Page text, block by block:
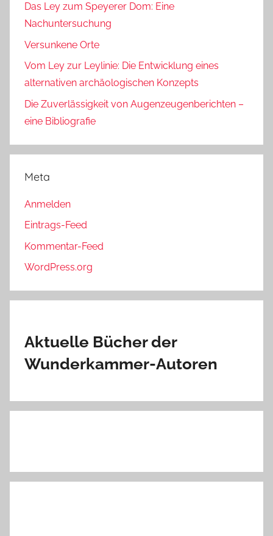
Das Ley zum Speyerer Dom: Eine
Nachuntersuchung
Versunkene Orte
Vom Ley zur Leylinie: Die Entwicklung eines
alternativen archäologischen Konzepts
Die Zuverlässigkeit von Augenzeugenberichten –
eine Bibliografie
Meta
Anmelden
Eintrags-Feed
Kommentar-Feed
WordPress.org
Aktuelle Bücher der
Wunderkammer-Autoren